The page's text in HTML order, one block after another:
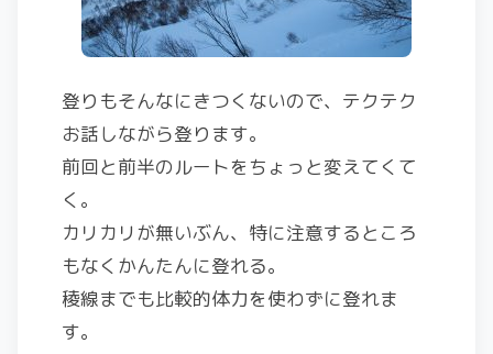
登りもそんなにきつくないので、テクテク
お話しながら登ります。
前回と前半のルートをちょっと変えてくて
く。
カリカリが無いぶん、特に注意するところ
もなくかんたんに登れる。
稜線までも比較的体力を使わずに登れま
す。